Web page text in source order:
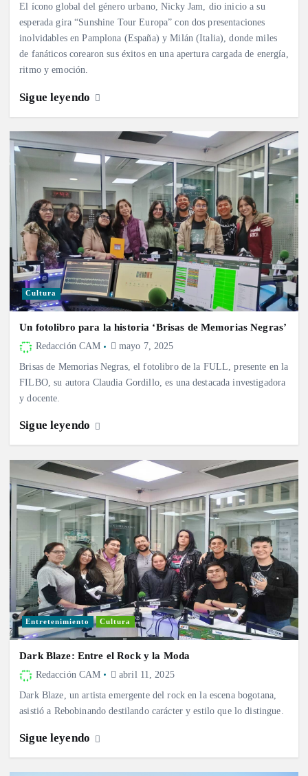
El ícono global del género urbano, Nicky Jam, dio inicio a su
esperada gira “Sunshine Tour Europa” con dos presentaciones
inolvidables en Pamplona (España) y Milán (Italia), donde miles
de fanáticos corearon sus éxitos en una apertura cargada de energía,
ritmo y emoción.
Sigue leyendo
Cultura
Un fotolibro para la historia ‘Brisas de Memorias Negras’
Redacción CAM mayo 7, 2025
Brisas de Memorias Negras, el fotolibro de la FULL, presente en la
FILBO, su autora Claudia Gordillo, es una destacada investigadora
y docente.
Sigue leyendo
Entretenimiento Cultura
Dark Blaze: Entre el Rock y la Moda
Redacción CAM abril 11, 2025
Dark Blaze, un artista emergente del rock en la escena bogotana,
asistió a Rebobinando destilando carácter y estilo que lo distingue.
Sigue leyendo